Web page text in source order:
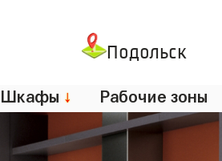
Подольск
Шкафы ↓ Рабочие зоны